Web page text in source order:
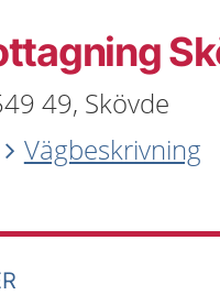
49, Skövde
Vägbeskrivning